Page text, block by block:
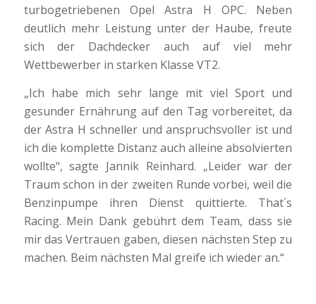
turbogetriebenen Opel Astra H OPC. Neben
deutlich mehr Leistung unter der Haube, freute
sich der Dachdecker auch auf viel mehr
Wettbewerber in starken Klasse VT2.
„Ich habe mich sehr lange mit viel Sport und
gesunder Ernährung auf den Tag vorbereitet, da
der Astra H schneller und anspruchsvoller ist und
ich die komplette Distanz auch alleine absolvierten
wollte“, sagte Jannik Reinhard. „Leider war der
Traum schon in der zweiten Runde vorbei, weil die
Benzinpumpe ihren Dienst quittierte. That´s
Racing. Mein Dank gebührt dem Team, dass sie
mir das Vertrauen gaben, diesen nächsten Step zu
machen. Beim nächsten Mal greife ich wieder an.“